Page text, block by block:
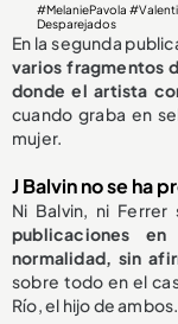
#MelaniePavola
Desparejados
En la segunda
varios fragmentos
donde el artista
cuando graba en
mujer.
J Balvin no se ha
Ni Balvin, ni
publicaciones
normalidad, sin
sobre todo en el
Río, el hijo de ambos.